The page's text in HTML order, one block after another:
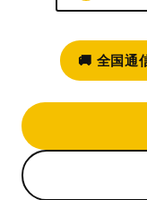
🚚 全国通